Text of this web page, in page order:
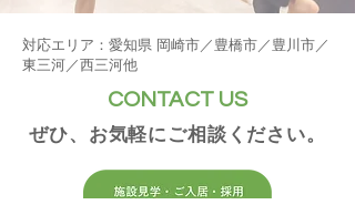
対応エリア：愛知県 岡崎市／豊橋市／豊川市／
東三河／西三河他
CONTACT US
ぜひ、お気軽にご相談ください。